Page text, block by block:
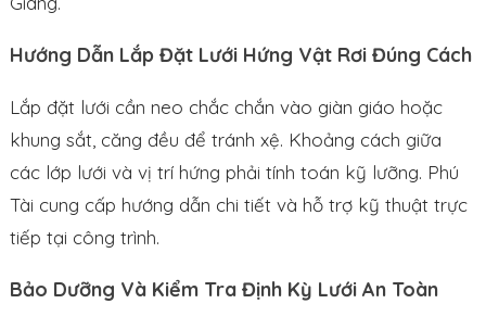
Hướng Dẫn Lắp Đặt Lưới Hứng Vật Rơi Đúng Cách
Lắp đặt lưới cần neo chắc chắn vào giàn giáo hoặc
khung sắt, căng đều để tránh xệ. Khoảng cách giữa
các lớp lưới và vị trí hứng phải tính toán kỹ lưỡng. Phú
Tài cung cấp hướng dẫn chi tiết và hỗ trợ kỹ thuật trực
tiếp tại công trình.
Bảo Dưỡng Và Kiểm Tra Định Kỳ Lưới An Toàn